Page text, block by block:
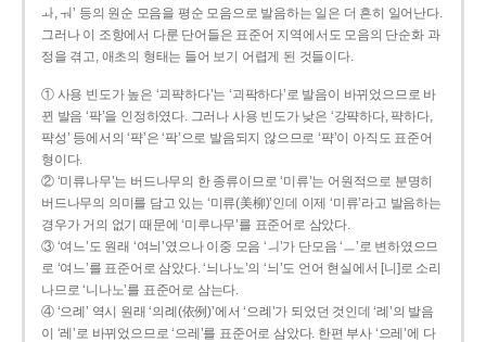
ㅘ, ㅝ’ 등의 원순 모음을 평순 모음으로 발음하는 일은 더 흔히 일어난다.
그러나 이 조항에서 다룬 단어들은 표준어 지역에서도 모음의 단순화 과
정을 겪고, 애초의 형태는 들어 보기 어렵게 된 것들이다.
① 사용 빈도가 높은 ‘괴퍅하다’는 ‘괴팍하다’로 발음이 바뀌었으므로 바
뀐 발음 ‘팍’을 인정하였다. 그러나 사용 빈도가 낮은 ‘강퍅하다, 퍅하다,
퍅성’ 등에서의 ‘퍅’은 ‘팍’으로 발음되지 않으므로 ‘퍅’이 아직도 표준어
형이다.
② ‘미류나무’는 버드나무의 한 종류이므로 ‘미류’는 어원적으로 분명히
버드나무의 의미를 담고 있는 ‘미류(美柳)’인데 이제 ‘미류’라고 발음하는
경우가 거의 없기 때문에 ‘미루나무’를 표준어로 삼았다.
③ ‘여느’도 원래 ‘여늬’였으나 이중 모음 ‘ㅢ’가 단모음 ‘ㅡ’로 변하였으므
로 ‘여느’를 표준어로 삼았다. ‘늬나노’의 ‘늬’도 언어 현실에서 [니]로 소리
나므로 ‘니나노’를 표준어로 삼는다.
④ ‘으례’ 역시 원래 ‘의례(依例)’에서 ‘으례’가 되었던 것인데 ‘례’의 발음
이 ‘레’로 바뀌었으므로 ‘으레’를 표준어로 삼았다. 한편 부사 ‘으레’에 다